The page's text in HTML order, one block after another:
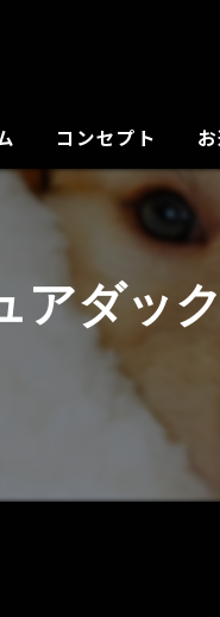
コンセプト
犬舎の紹介
アダッ